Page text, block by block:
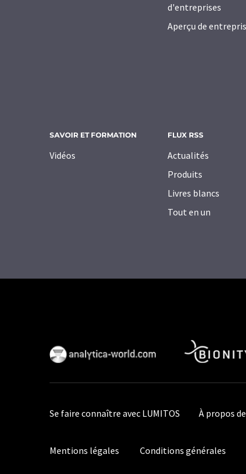
d'entreprises
Aperçu de
SAVOIR ET FORMATION
Vidéos
FLUX RSS
Actualités
Produits
Livres blancs
Tout en un
Se faire connaître avec LUMITOS À propos
Mentions légales Conditions générales